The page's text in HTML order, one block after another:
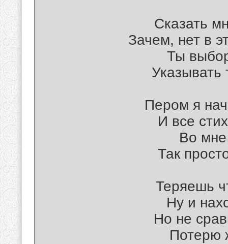
Сказать
Зачем, нет в
Ты
Указывать
Пером я
И все
Во мне
Так
Теряешь
Ну и
Но не
Потерю